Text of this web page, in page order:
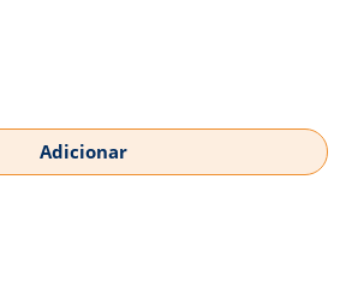
Adicionar